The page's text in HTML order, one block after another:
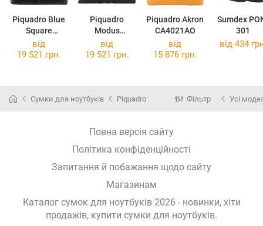
Piquadro Blue
Square
CA4021B2
Piquadro
Modus
CA4021MOS
Piquadro Akron
CA4021AO
Sumdex
301
від
19 521 грн.
від
19 521 грн.
від
15 876 грн.
від 434
Сумки для ноутбуків Piquadro Фільтр Усі
Повна версія сайту
Політика конфіденційності
Запитання й побажання щодо сайту
Магазинам
Каталог сумок для ноутбуків 2026 - новинки, хіти
продажів, купити сумки для ноутбуків.